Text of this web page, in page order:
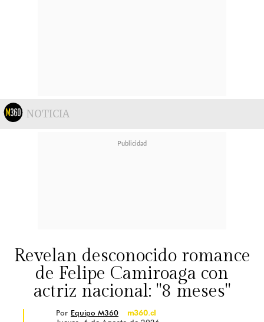
NOTICIA
Revelan desconocido romance
de Felipe Camiroaga con
actriz nacional: "8 meses"
Por Equipo M360
m360.cl